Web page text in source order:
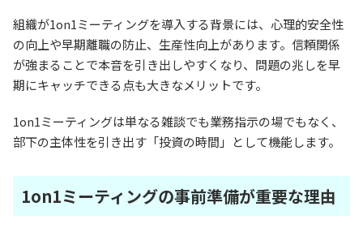
組織が1on1ミーティングを導入する背景には、心理的安全性
の向上や早期離職の防止、生産性向上があります。信頼関係
が強まることで本音を引き出しやすくなり、問題の兆しを早
期にキャッチできる点も大きなメリットです。
1on1ミーティングは単なる雑談でも業務指示の場でもなく、
部下の主体性を引き出す「投資の時間」として機能します。
1on1ミーティングの事前準備が重要な理由